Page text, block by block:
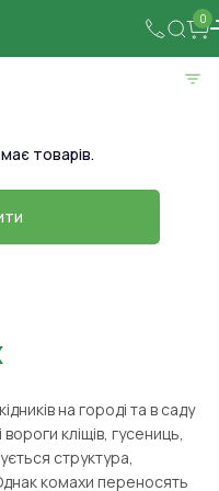
0
товарів.
на городі та в саду
кліщів, гусениць,
структура,
комахи переносять